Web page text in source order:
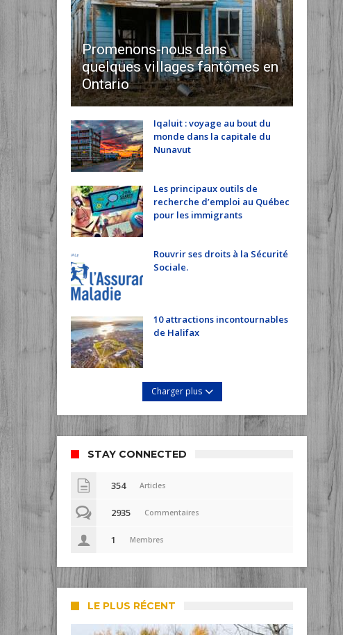
Promenons-nous dans
quelques villages fantômes en
Ontario
Iqaluit : voyage au bout du
monde dans la capitale du
Nunavut
Les principaux outils de
recherche d’emploi au Québec
pour les immigrants
Rouvrir ses droits à la Sécurité
Sociale.
10 attractions incontournables
de Halifax
Charger plus
STAY CONNECTED
354 Articles
2935 Commentaires
1 Membres
LE PLUS RÉCENT